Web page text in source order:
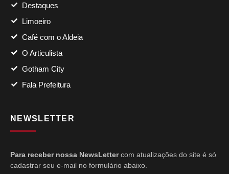
Destaques
Limoeiro
Café com o Aldeia
O Articulista
Gotham City
Fala Prefeitura
NEWSLETTER
Para receber nossa NewsLettercom atualizações do site é só
cadastrar seu e-mail no formulário abaixo.